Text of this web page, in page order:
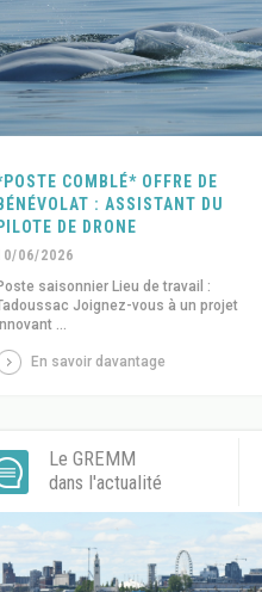
COMBLÉ* OFFRE DE
BÉNÉVOLAT : ASSISTANT DU
PILOTE DE DRONE
06/2026
saisonnier Lieu de travail :
Joignez-vous à un projet
...
En savoir davantage
Le GREMM
dans l'actualité